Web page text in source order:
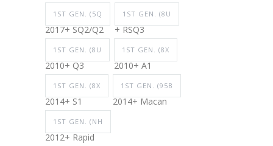
1ST GEN. (5Q
2017+ SQ2/Q2
1ST GEN. (8U
+ RSQ3
1ST GEN. (8U
2010+ Q3
1ST GEN. (8X
2010+ A1
1ST GEN. (8X
2014+ S1
1ST GEN. (95B
2014+ Macan
1ST GEN. (NH
2012+ Rapid